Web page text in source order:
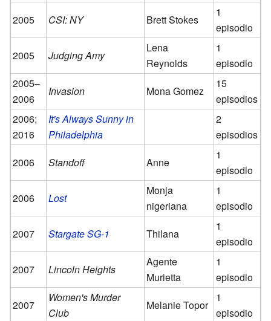
2005
CSI: NY Brett Stokes
1
episodio
2005
Judging Amy
Lena
Reynolds
1
episodio
2005–
2006
Invasion Mona Gomez
15
episodios
2006;
2016
It's Always Sunny in
Philadelphia
2
episodios
2006
Standoff Anne
1
episodio
2006
Lost
Monja
nigeriana
1
episodio
2007
Stargate SG-1 Thilana
1
episodio
2007
Lincoln Heights
Agente
Murietta
1
episodio
2007
Women's Murder
Club
Melanie Topor
1
episodio